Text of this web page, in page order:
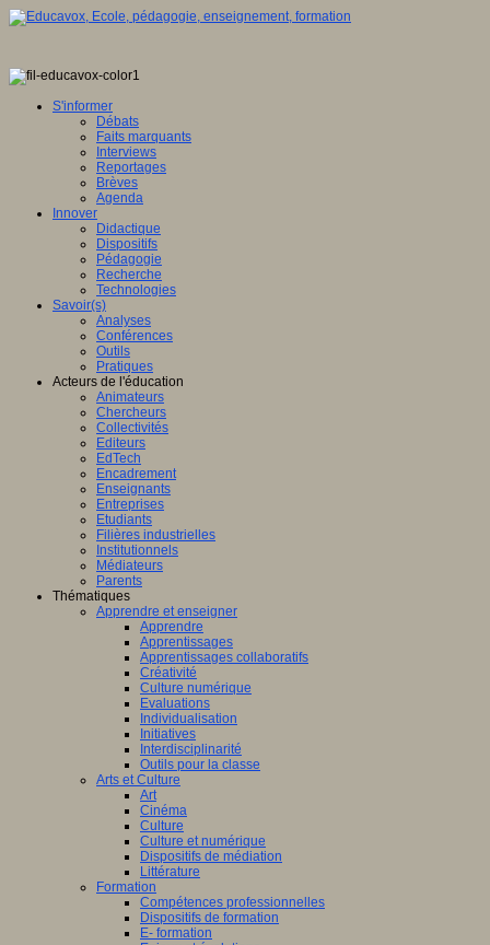
S'informer
Débats
Faits marquants
Interviews
Reportages
Brèves
Agenda
Innover
Didactique
Dispositifs
Pédagogie
Recherche
Technologies
Savoir(s)
Analyses
Conférences
Outils
Pratiques
Acteurs de l'éducation
Animateurs
Chercheurs
Collectivités
Editeurs
EdTech
Encadrement
Enseignants
Entreprises
Etudiants
Filières industrielles
Institutionnels
Médiateurs
Parents
Thématiques
Apprendre et enseigner
Apprendre
Apprentissages
Apprentissages collaboratifs
Créativité
Culture numérique
Evaluations
Individualisation
Initiatives
Interdisciplinarité
Outils pour la classe
Arts et Culture
Art
Cinéma
Culture
Culture et numérique
Dispositifs de médiation
Littérature
Formation
Compétences professionnelles
Dispositifs de formation
E- formation